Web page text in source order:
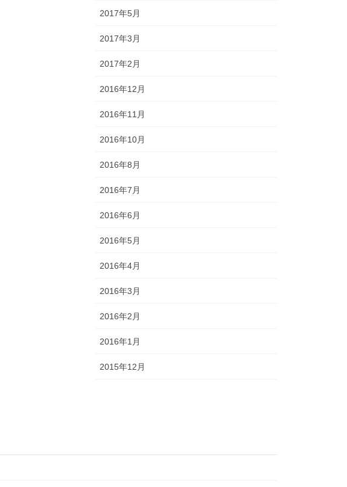
2017年5月
2017年3月
2017年2月
2016年12月
2016年11月
2016年10月
2016年8月
2016年7月
2016年6月
2016年5月
2016年4月
2016年3月
2016年2月
2016年1月
2015年12月